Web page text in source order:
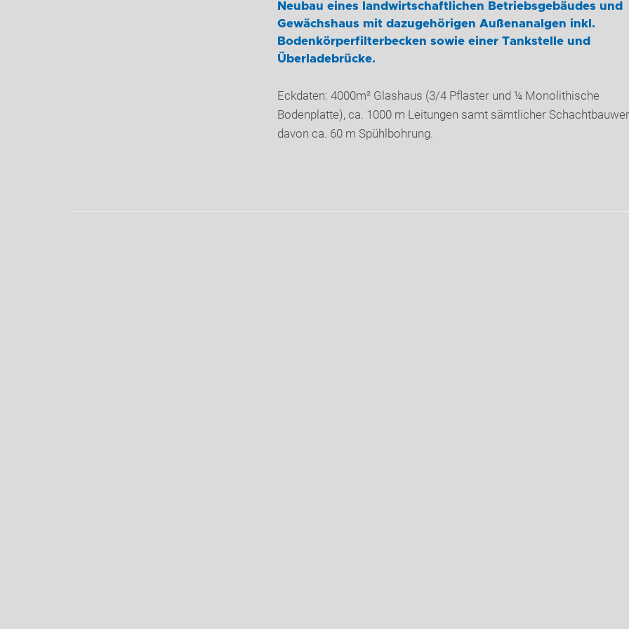
Neubau eines landwirtschaftlichen Betriebsgebäudes und
Gewächshaus mit dazugehörigen Außenanalgen inkl.
Bodenkörperfilterbecken sowie einer Tankstelle und
Überladebrücke.
Eckdaten: 4000m² Glashaus (3/4 Pflaster und ¼ Monolithische
Bodenplatte), ca. 1000 m Leitungen samt sämtlicher
davon ca. 60 m Spühlbohrung.